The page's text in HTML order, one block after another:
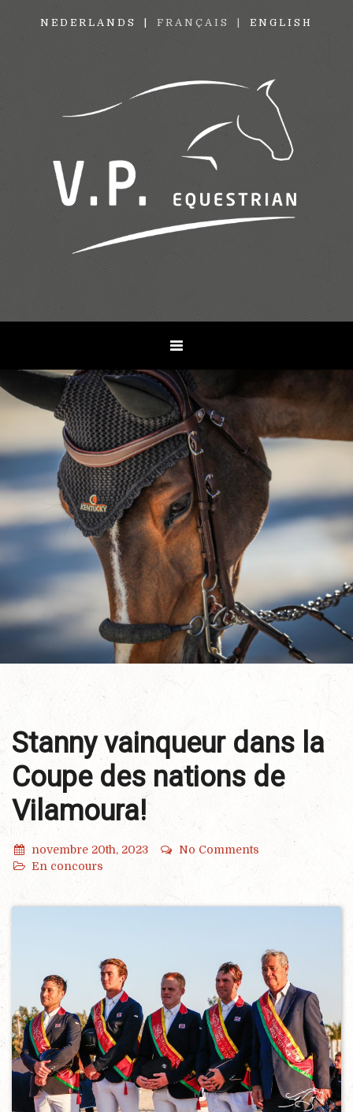
NEDERLANDS FRANÇAIS ENGLISH
Stanny vainqueur dans la
Coupe des nations de
Vilamoura!
novembre 20th, 2023
No Comments
En concours